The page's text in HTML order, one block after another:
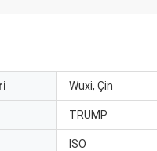
Wuxi, Çin
TRUMP
ISO